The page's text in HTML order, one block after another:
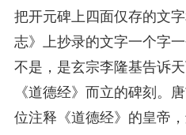
把开元碑上四面仅存的文
志》上抄录的文字一个字
不是，是玄宗李隆基告诉
《道德经》而立的碑刻。
位注释《道德经》的皇帝